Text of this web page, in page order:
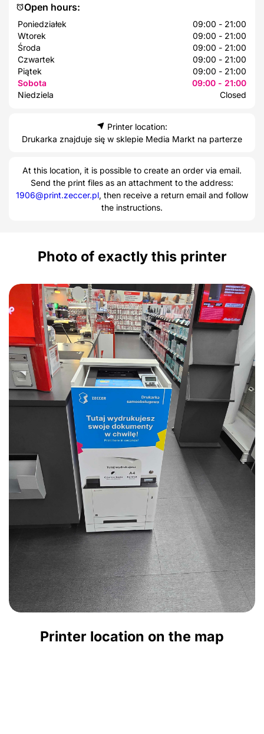
Open hours:
Poniedziałek
09:00 - 21:00
Wtorek
09:00 - 21:00
Środa
09:00 - 21:00
Czwartek
09:00 - 21:00
Piątek
09:00 - 21:00
Sobota
09:00 - 21:00
Niedziela
Closed
Printer location:
Drukarka znajduje się w sklepie Media Markt na parterze
At this location, it is possible to create an order via email.
Send the print files as an attachment to the address:
1906@print.zeccer.pl, then receive a return email and follow
the instructions.
Photo of exactly this printer
Printer location on the map